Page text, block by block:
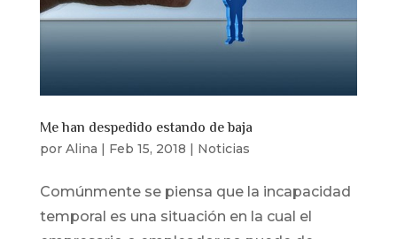
Me han despedido estando de baja
por Alina | Feb 15, 2018 | Noticias
Comúnmente se piensa que la incapacidad
temporal es una situación en la cual el